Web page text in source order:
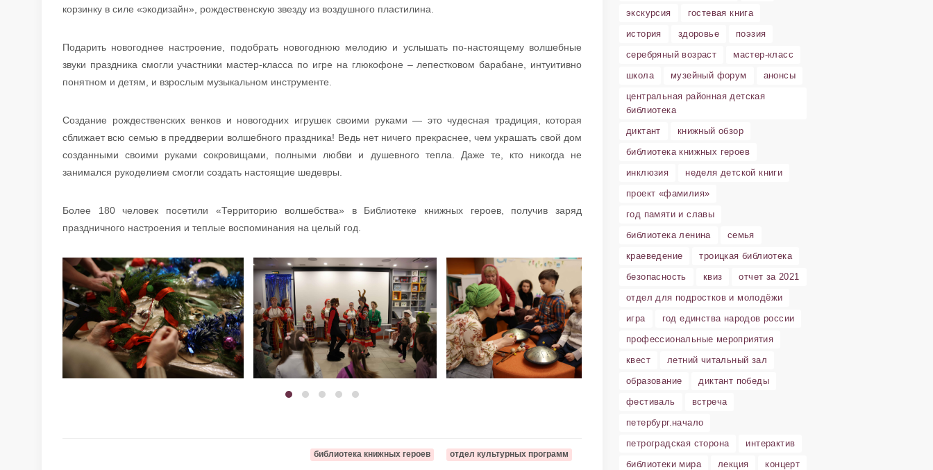
корзинку в силе «экодизайн», рождественскую звезду из воздушного пластилина.
Подарить новогоднее настроение, подобрать новогоднюю мелодию и услышать по-настоящему волшебные
звуки праздника смогли участники мастер-класса по игре на глюкофоне – лепестковом барабане, интуитивно
понятном и детям, и взрослым музыкальном инструменте.
Создание рождественских венков и новогодних игрушек своими руками — это чудесная традиция, которая
сближает всю семью в преддверии волшебного праздника! Ведь нет ничего прекраснее, чем украшать свой дом
созданными своими руками сокровищами, полными любви и душевного тепла. Даже те, кто никогда не
занимался рукоделием смогли создать настоящие шедевры.
Более 180 человек посетили «Территорию волшебства» в Библиотеке книжных героев, получив заряд
праздничного настроения и теплые воспоминания на целый год.
библиотека книжных героев отдел культурных программ
экскурсия
гостевая книга
история
здоровье
поэзия
серебряный возраст
мастер-класс
школа
музейный форум
анонсы
центральная районная детская
библиотека
диктант
книжный обзор
библиотека книжных героев
инклюзия
неделя детской книги
проект «фамилия»
год памяти и славы
библиотека ленина
семья
краеведение
троицкая библиотека
безопасность
квиз
отчет за 2021
отдел для подростков и молодёжи
игра
год единства народов россии
профессиональные мероприятия
квест
летний читальный зал
образование
диктант победы
фестиваль
встреча
петербург.начало
петроградская сторона
интерактив
библиотеки мира
лекция
концерт